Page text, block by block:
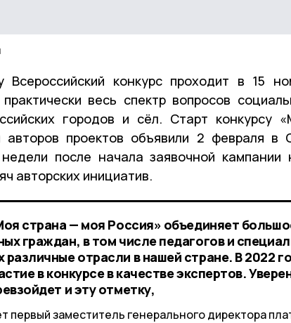
конкурс проходит в 15
весь спектр вопросов
городов и сёл. Старт конкурсу
авторов проектов объявили 2 февраля в
после начала заявочной кампании
авторских инициатив.
страна — моя Россия» объединяет
граждан, в том числе педагогов и
различные отрасли в нашей стране. В 2022
в конкурсе в качестве экспертов.
и эту отметку,
первый заместитель генерального директора